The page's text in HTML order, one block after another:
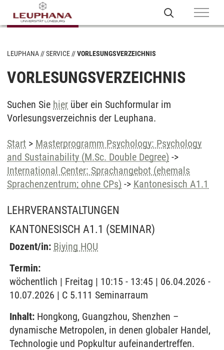
LEUPHANA SERVICE VORLESUNGSVERZEICHNIS
VORLESUNGSVERZEICHNIS
Suchen Sie hier über ein Suchformular im
Vorlesungsverzeichnis der Leuphana.
Start > Masterprogramm Psychology: Psychology
and Sustainability (M.Sc. Double Degree) ->
International Center: Sprachangebot (ehemals
Sprachenzentrum; ohne CPs) -> Kantonesisch A1.1
LEHRVERANSTALTUNGEN
KANTONESISCH A1.1 (SEMINAR)
Dozent/in: Biying HOU
Termin:
wöchentlich | Freitag | 10:15 - 13:45 | 06.04.2026 -
10.07.2026 | C 5.111 Seminarraum
Inhalt: Hongkong, Guangzhou, Shenzhen –
dynamische Metropolen, in denen globaler Handel,
Technologie und Popkultur aufeinandertreffen.